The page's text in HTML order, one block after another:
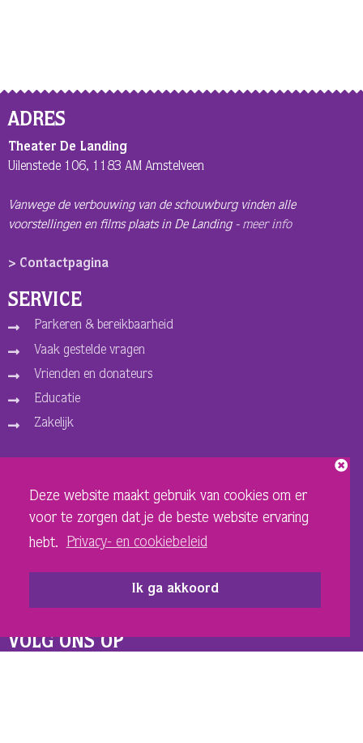
Deze website maakt gebruik van cookies om er
voor te zorgen dat je de beste website ervaring
hebt.
Privacy- en cookiebeleid
Ik ga akkoord
ADRES
Theater De Landing
Uilenstede 106, 1183 AM Amstelveen
Vanwege de verbouwing van de schouwburg vinden alle
voorstellingen en films plaats in De Landing - meer info
> Contactpagina
SERVICE
Parkeren & bereikbaarheid
Vaak gestelde vragen
Vrienden en donateurs
Educatie
Zakelijk
Over ons
Vacatures
Privacy- en cookiebeleid
Sponsoren en adverteerders
VOLG ONS OP